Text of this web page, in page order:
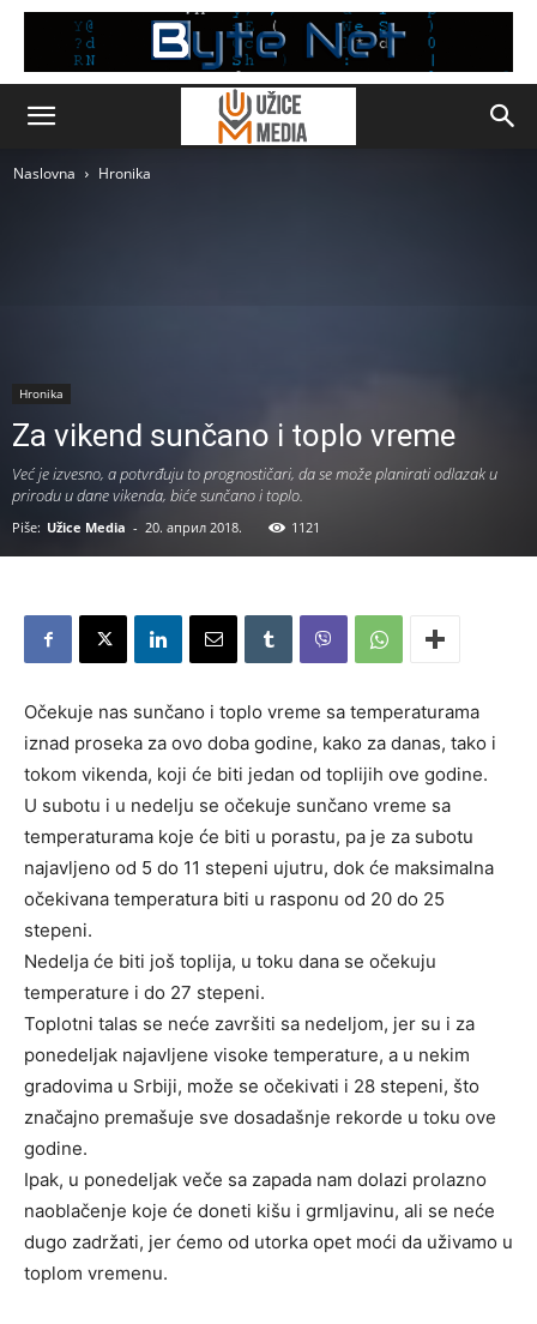
Naslovna Hronika
Hronika
Za vikend sunčano i toplo vreme
Već je izvesno, a potvrđuju to prognostičari, da se može planirati odlazak u
prirodu u dane vikenda, biće sunčano i toplo.
Piše: Užice Media - 20. април 2018. 1121
Očekuje nas sunčano i toplo vreme sa temperaturama
iznad proseka za ovo doba godine, kako za danas, tako i
tokom vikenda, koji će biti jedan od toplijih ove godine.
U subotu i u nedelju se očekuje sunčano vreme sa
temperaturama koje će biti u porastu, pa je za subotu
najavljeno od 5 do 11 stepeni ujutru, dok će maksimalna
očekivana temperatura biti u rasponu od 20 do 25
stepeni.
Nedelja će biti još toplija, u toku dana se očekuju
temperature i do 27 stepeni.
Toplotni talas se neće završiti sa nedeljom, jer su i za
ponedeljak najavljene visoke temperature, a u nekim
gradovima u Srbiji, može se očekivati i 28 stepeni, što
značajno premašuje sve dosadašnje rekorde u toku ove
godine.
Ipak, u ponedeljak veče sa zapada nam dolazi prolazno
naoblačenje koje će doneti kišu i grmljavinu, ali se neće
dugo zadržati, jer ćemo od utorka opet moći da uživamo u
toplom vremenu.